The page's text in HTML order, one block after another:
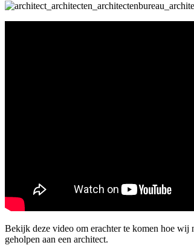
Bekijk deze video om erachter te komen hoe
geholpen aan een architect.